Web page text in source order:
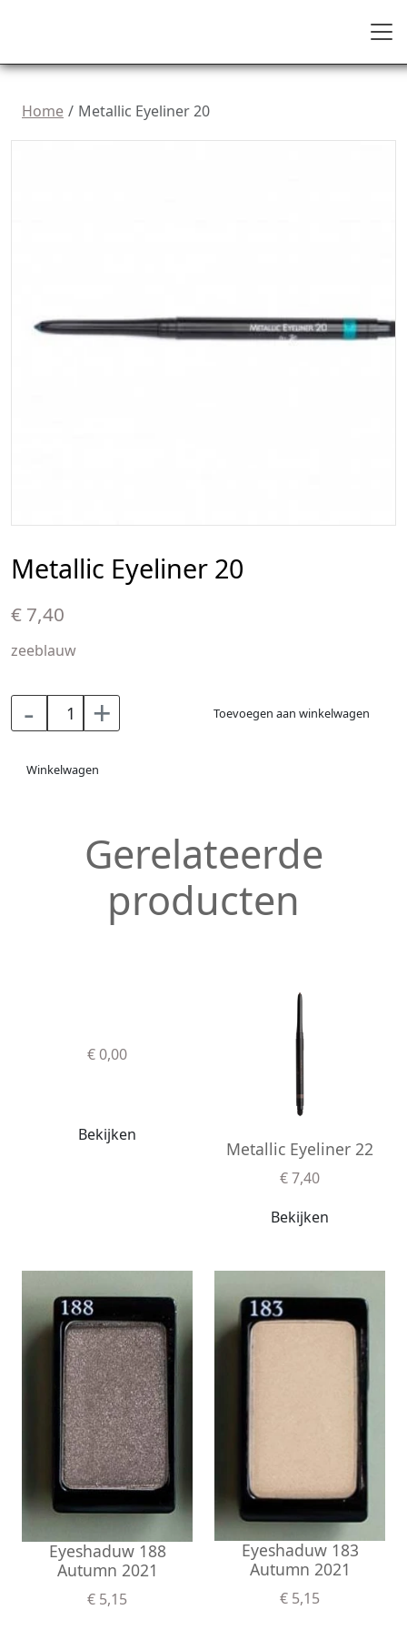
Home Metallic Eyeliner 20
Metallic Eyeliner 20
€ 7,40
zeeblauw
- + Toevoegen aan winkelwagen
Winkelwagen
Gerelateerde
producten
€ 0,00
Bekijken
Metallic Eyeliner 22
€ 7,40
Bekijken
Eyeshaduw 188
Autumn 2021
€ 5,15
Eyeshaduw 183
Autumn 2021
€ 5,15